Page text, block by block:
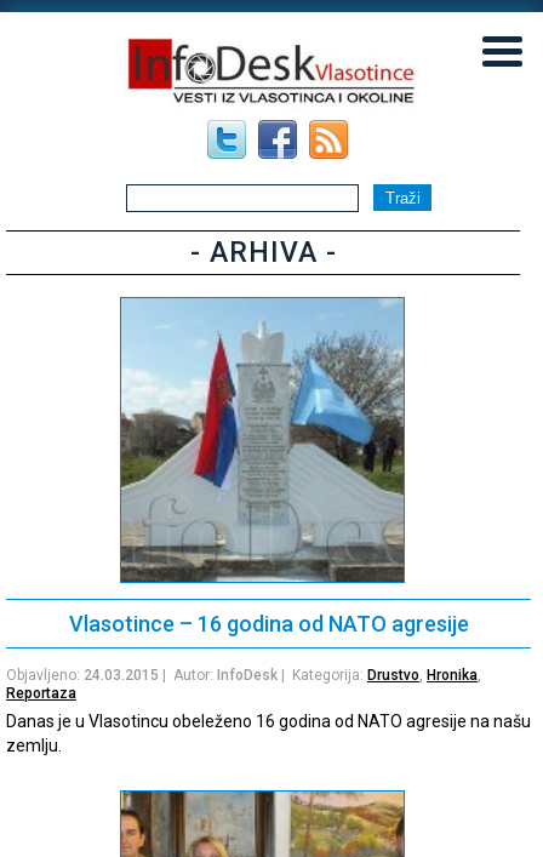
- ARHIVA -
Vlasotince – 16 godina od NATO agresije
Objavljeno: 24.03.2015 | Autor: InfoDesk | Kategorija: Drustvo, Hronika,
Reportaza
Danas je u Vlasotincu obeleženo 16 godina od NATO agresije na našu
zemlju.